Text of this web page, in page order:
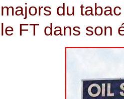
majors du
le FT dans son